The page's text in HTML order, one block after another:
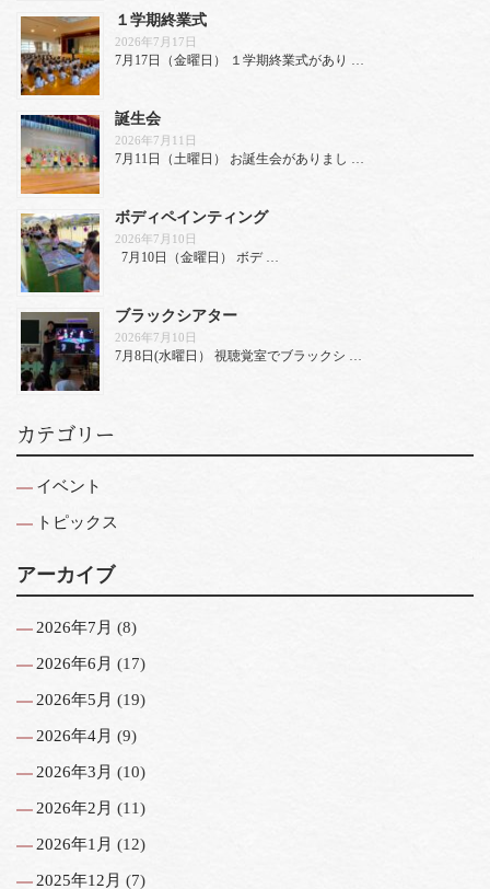
１学期終業式
2026年7月17日
7月17日（金曜日） １学期終業式があり …
誕生会
2026年7月11日
7月11日（土曜日） お誕生会がありまし …
ボディペインティング
2026年7月10日
7月10日（金曜日） ボデ …
ブラックシアター
2026年7月10日
7月8日(水曜日） 視聴覚室でブラックシ …
カテゴリー
イベント
トピックス
アーカイブ
2026年7月 (8)
2026年6月 (17)
2026年5月 (19)
2026年4月 (9)
2026年3月 (10)
2026年2月 (11)
2026年1月 (12)
2025年12月 (7)